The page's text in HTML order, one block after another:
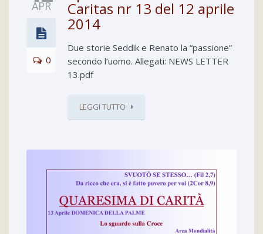
APR
0
Caritas nr 13 del 12 aprile
2014
Due storie Seddik e Renato la “passione”
secondo l’uomo. Allegati: NEWS LETTER
13.pdf
LEGGI TUTTO